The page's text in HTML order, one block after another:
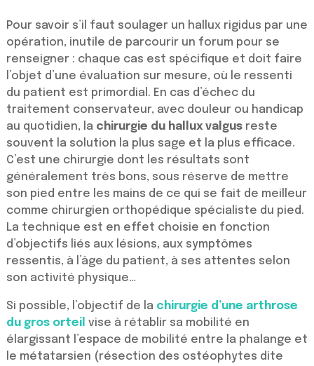
Pour savoir s’il faut soulager un hallux rigidus par une
opération, inutile de parcourir un forum pour se
renseigner : chaque cas est spécifique et doit faire
l’objet d’une évaluation sur mesure, où le ressenti
du patient est primordial. En cas d’échec du
traitement conservateur, avec douleur ou handicap
au quotidien, la chirurgie du hallux valgus reste
souvent la solution la plus sage et la plus efficace.
C’est une chirurgie dont les résultats sont
généralement très bons, sous réserve de mettre
son pied entre les mains de ce qui se fait de meilleur
comme chirurgien orthopédique spécialiste du pied.
La technique est en effet choisie en fonction
d’objectifs liés aux lésions, aux symptômes
ressentis, à l’âge du patient, à ses attentes selon
son activité physique…
Si possible, l’objectif de lachirurgie d’une arthrose
du gros orteil vise à rétablir sa mobilité en
élargissant l’espace de mobilité entre la phalange et
le métatarsien (résection des ostéophytes dite